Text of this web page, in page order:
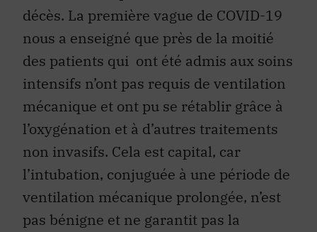
décès. La première vague de COVID-19
nous a enseigné que près de la moitié
des patients qui ont été admis aux soins
intensifs n’ont pas requis de ventilation
mécanique et ont pu se rétablir grâce à
l’oxygénation et à d’autres traitements
non invasifs. Cela est capital, car
l’intubation, conjuguée à une période de
ventilation mécanique prolongée, n’est
pas bénigne et ne garantit pas la